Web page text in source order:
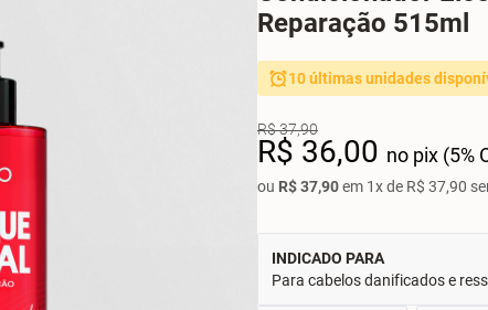
Reparação 515ml
10 últimas unidades
R$ 37,90
R$ 36,00 no pix (5%
ou R$ 37,90em 1x de R$ 37,90
INDICADO PARA
Para cabelos danificados e